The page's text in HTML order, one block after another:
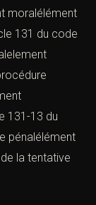
moralélément
131 du code
131-13 du
pénalélément
la tentative